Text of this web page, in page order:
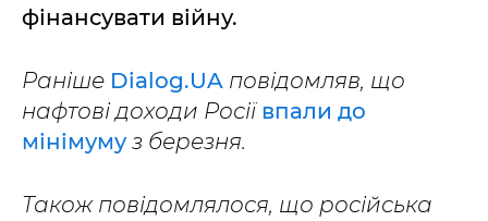
фінансувати війну.
Раніше Dialog.UA повідомляв, що
нафтові доходи Росії впали до
мінімумуз березня.
Також повідомлялося, що російська